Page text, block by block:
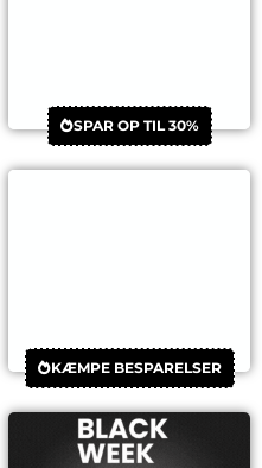
SPAR OP TIL 30%
KÆMPE BESPARELSER